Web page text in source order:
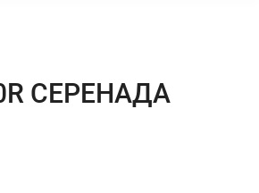
СЕРЕНАДА